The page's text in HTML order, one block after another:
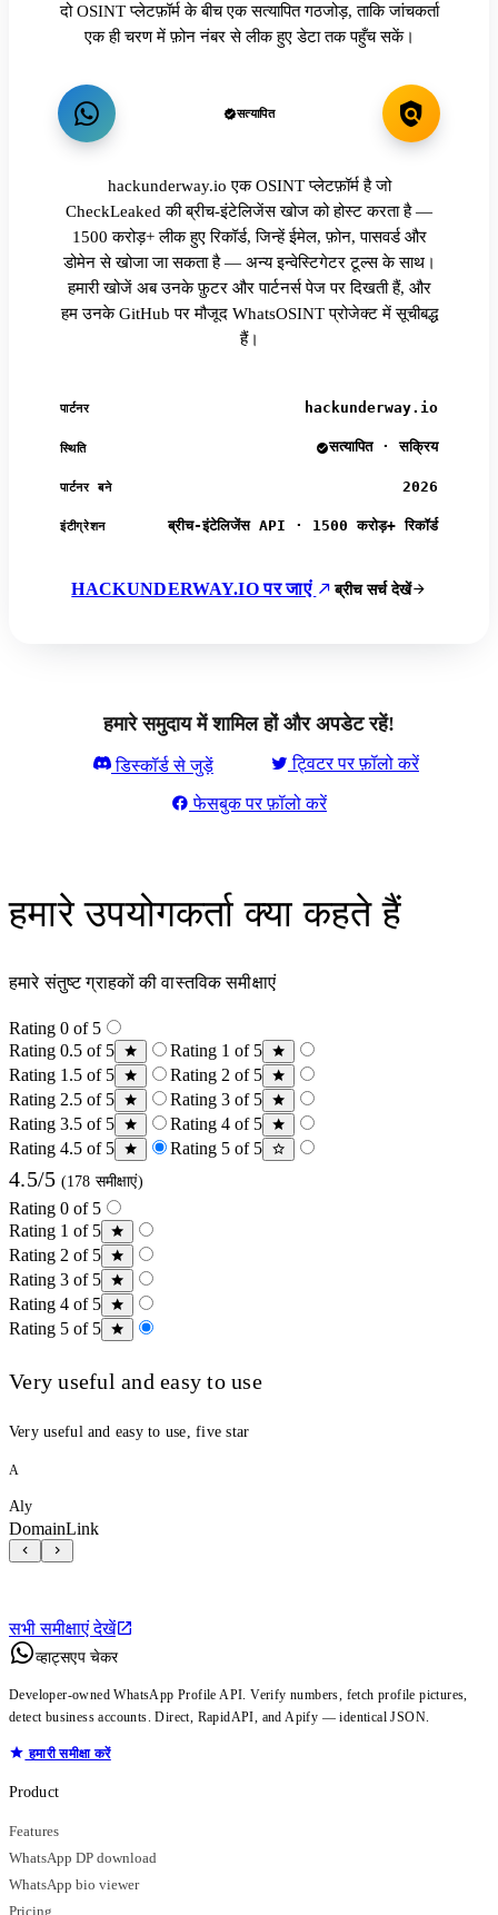
दो OSINT प्लेटफ़ॉर्म के बीच एक सत्यापित गठजोड़, ताकि जांचकर्ता
एक ही चरण में फ़ोन नंबर से लीक हुए डेटा तक पहुँच सकें।
सत्यापित
hackunderway.io एक OSINT प्लेटफ़ॉर्म है जो
CheckLeaked की ब्रीच-इंटेलिजेंस खोज को होस्ट करता है —
1500 करोड़+ लीक हुए रिकॉर्ड, जिन्हें ईमेल, फ़ोन, पासवर्ड और
डोमेन से खोजा जा सकता है — अन्य इन्वेस्टिगेटर टूल्स के साथ।
हमारी खोजें अब उनके फ़ुटर और पार्टनर्स पेज पर दिखती हैं, और
हम उनके GitHub पर मौजूद WhatsOSINT प्रोजेक्ट में सूचीबद्ध
हैं।
पार्टनर hackunderway.io
स्थिति सत्यापित · सक्रिय
पार्टनर बने 2026
इंटीग्रेशन ब्रीच-इंटेलिजेंस API · 1500 करोड़+ रिकॉर्ड
HACKUNDERWAY.IO पर जाएं ब्रीच सर्च देखें
हमारे समुदाय में शामिल हों और अपडेट रहें!
डिस्कॉर्ड से जुड़ें ट्विटर पर फ़ॉलो करें
फेसबुक पर फ़ॉलो करें
हमारे उपयोगकर्ता क्या कहते हैं
हमारे संतुष्ट ग्राहकों की वास्तविक समीक्षाएं
Rating 0 of 5
Rating 0.5 of 5
Rating 1 of 5
Rating 1.5 of 5
Rating 2 of 5
Rating 2.5 of 5
Rating 3 of 5
Rating 3.5 of 5
Rating 4 of 5
Rating 4.5 of 5
Rating 5 of 5
4.5/5 (178 समीक्षाएं)
Rating 0 of 5
Rating 1 of 5
Rating 2 of 5
Rating 3 of 5
Rating 4 of 5
Rating 5 of 5
Very useful and easy to use
Very useful and easy to use, five star
A
Aly
DomainLink
सभी समीक्षाएं देखें
व्हाट्सएप चेकर
Developer-owned WhatsApp Profile API. Verify numbers, fetch profile pictures,
detect business accounts. Direct, RapidAPI, and Apify — identical JSON.
हमारी समीक्षा करें
Product
Features
WhatsApp DP download
WhatsApp bio viewer